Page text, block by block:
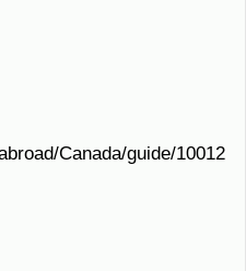
Canada/guide/10012